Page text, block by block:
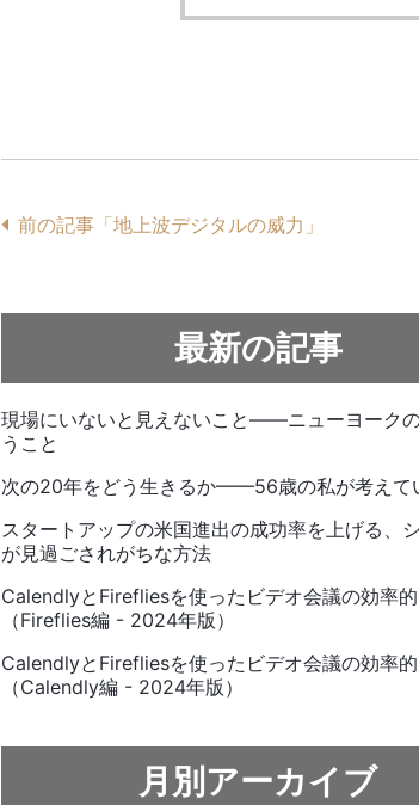
前の記事「地上波デジタルの威力」
最新の記事
現場にいないと見えないこと——ニューヨーク
うこと
次の20年をどう生きるか——56歳の私が考えて
スタートアップの米国進出の成功率を上げる、
が見過ごされがちな方法
CalendlyとFirefliesを使ったビデオ会議の効率
（Fireflies編 - 2024年版）
CalendlyとFirefliesを使ったビデオ会議の効率
（Calendly編 - 2024年版）
月別アーカイブ